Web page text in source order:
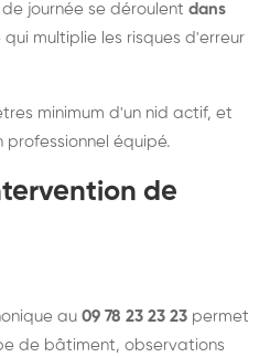
journée se déroulent dans
qui multiplie les risques d'erreur
minimum d'un nid actif, et
professionnel équipé.
de
au 09 78 23 23 23 permet
de bâtiment, observations